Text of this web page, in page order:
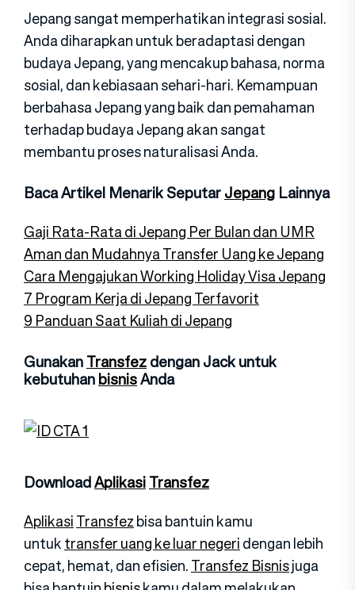
Jepang sangat memperhatikan integrasi sosial.
Anda diharapkan untuk beradaptasi dengan
budaya Jepang, yang mencakup bahasa, norma
sosial, dan kebiasaan sehari-hari. Kemampuan
berbahasa Jepang yang baik dan pemahaman
terhadap budaya Jepang akan sangat
membantu proses naturalisasi Anda.
Baca Artikel Menarik SeputarJepang Lainnya
Gaji Rata-Rata di Jepang Per Bulan dan UMR
Aman dan Mudahnya Transfer Uang ke Jepang
Cara Mengajukan Working Holiday Visa Jepang
7 Program Kerja di Jepang Terfavorit
9 Panduan Saat Kuliah di Jepang
GunakanTransfezdengan Jack untuk
kebutuhanbisnisAnda
DownloadAplikasiTransfez
AplikasiTransfezbisa bantuin kamu
untuktransfer uang ke luar negeridengan lebih
cepat, hemat, dan efisien.Transfez Bisnisjuga